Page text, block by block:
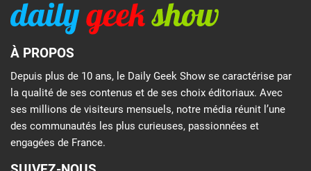
À PROPOS
Depuis plus de 10 ans, le Daily Geek Show se caractérise par
la qualité de ses contenus et de ses choix éditoriaux. Avec
ses millions de visiteurs mensuels, notre média réunit l’une
des communautés les plus curieuses, passionnées et
engagées de France.